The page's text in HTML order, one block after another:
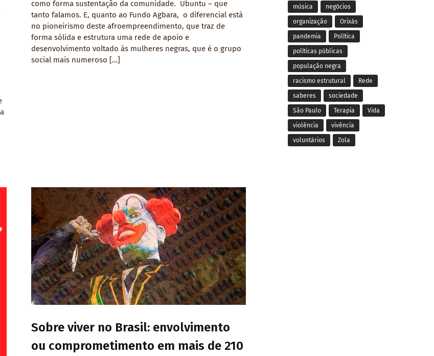
como forma sustentação da comunidade. Ubuntu – que
tanto falamos. E, quanto ao Fundo Agbara, o diferencial está
no pioneirismo deste afroempreendimento, que traz de
forma sólida e estrutura uma rede de apoio e
desenvolvimento voltado às mulheres negras, que é o grupo
social mais numeroso […]
Sobre viver no Brasil: envolvimento
ou comprometimento em mais de 210
música negócios
organização Orixás
pandemia Política
políticas públicas
população negra
racismo estrutural Rede
saberes sociedade
São Paulo Terapia Vida
violência vivência
voluntários Zola